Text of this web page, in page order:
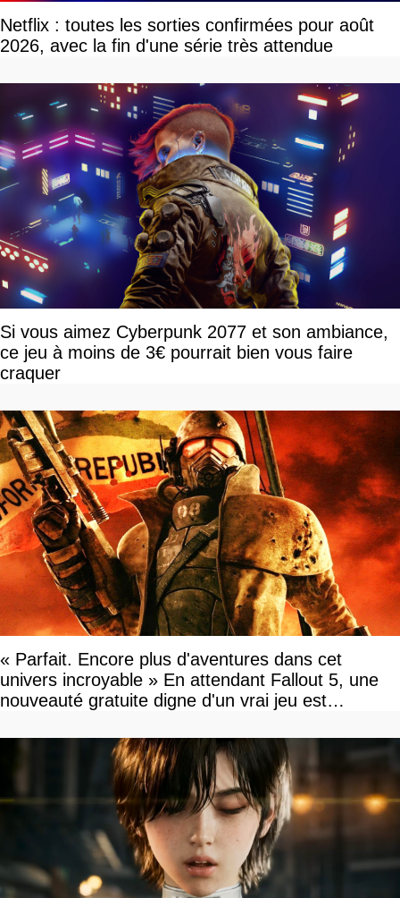
Netflix : toutes les sorties confirmées pour août
2026, avec la fin d'une série très attendue
Si vous aimez Cyberpunk 2077 et son ambiance,
ce jeu à moins de 3€ pourrait bien vous faire
craquer
« Parfait. Encore plus d'aventures dans cet
univers incroyable » En attendant Fallout 5, une
nouveauté gratuite digne d'un vrai jeu est